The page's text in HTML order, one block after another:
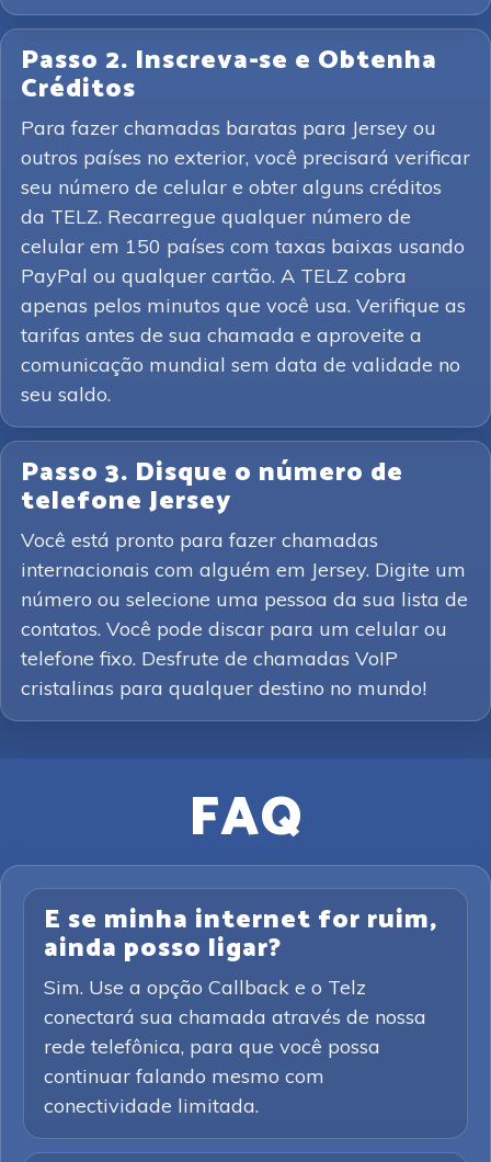
Passo 2. Inscreva-se e Obtenha
Créditos
Para fazer chamadas baratas para Jersey ou
outros países no exterior, você precisará verificar
seu número de celular e obter alguns créditos
da TELZ. Recarregue qualquer número de
celular em 150 países com taxas baixas usando
PayPal ou qualquer cartão. A TELZ cobra
apenas pelos minutos que você usa. Verifique as
tarifas antes de sua chamada e aproveite a
comunicação mundial sem data de validade no
seu saldo.
Passo 3. Disque o número de
telefone Jersey
Você está pronto para fazer chamadas
internacionais com alguém em Jersey. Digite um
número ou selecione uma pessoa da sua lista de
contatos. Você pode discar para um celular ou
telefone fixo. Desfrute de chamadas VoIP
cristalinas para qualquer destino no mundo!
FAQ
E se minha internet for ruim,
ainda posso ligar?
Sim. Use a opção Callback e o Telz
conectará sua chamada através de nossa
rede telefônica, para que você possa
continuar falando mesmo com
conectividade limitada.